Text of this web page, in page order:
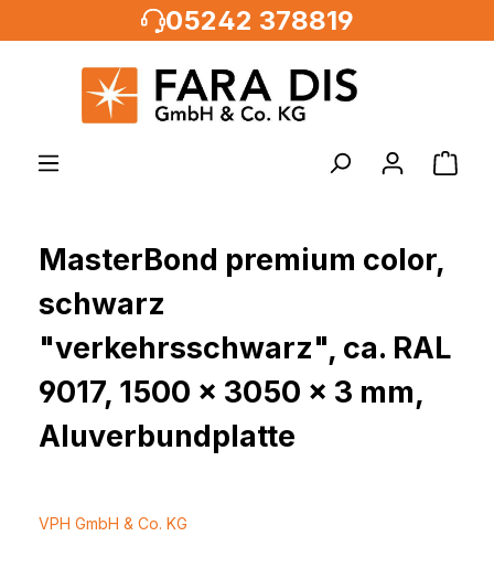
05242 378819
MasterBond premium color,
schwarz
"verkehrsschwarz", ca. RAL
9017, 1500 x 3050 x 3 mm,
Aluverbundplatte
VPH GmbH & Co. KG